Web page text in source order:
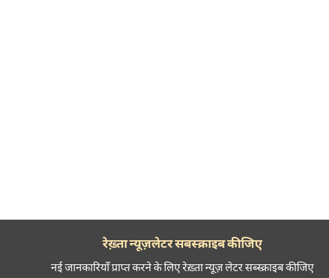
रेख़्ता न्यूज़लेटर सबस्क्राइब कीजिए
नई जानकारियाँ प्राप्त करने के लिए रेख़्ता न्यूज़ लेटर सब्स्क्राइब कीजिए